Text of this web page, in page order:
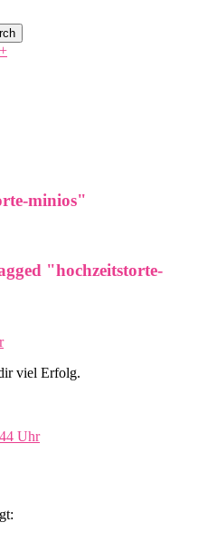
Back-Workshops
minios"
"hochzeitstorte-
viel Erfolg.
Uhr